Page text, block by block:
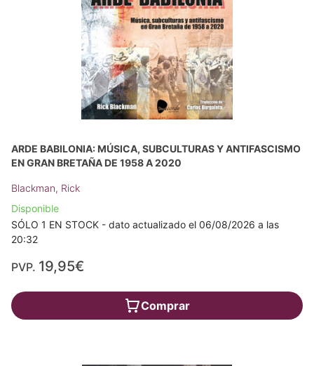
ARDE BABILONIA: MÚSICA, SUBCULTURAS Y ANTIFASCISMO
EN GRAN BRETAÑA DE 1958 A 2020
Blackman, Rick
Disponible
SÓLO 1 EN STOCK - dato actualizado el 06/08/2026 a las
20:32
PVP. 19,95€
Comprar